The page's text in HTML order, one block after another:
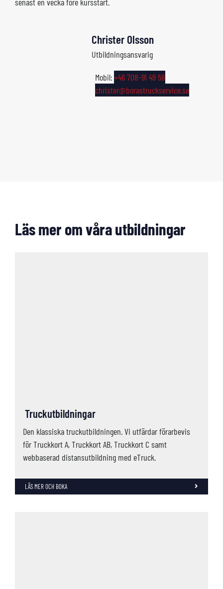
Christer Olsson
Utbildningsansvarig
Mobil:+46 708-91 49 58
christer@borastruckservice.se
Läs mer om våra utbildningar
Truckutbildningar
Den klassiska truckutbildningen. Vi utfärdar förarbevis
för Truckkort A, Truckkort AB, Truckkort C samt
webbaserad distansutbildning med eTruck.
LÄS MER OCH BOKA